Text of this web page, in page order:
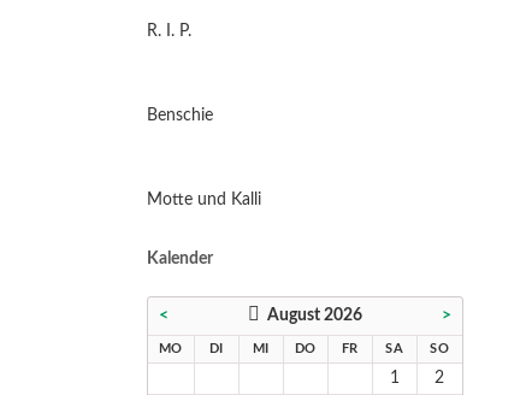
R. I. P.
Benschie
Motte und Kalli
Kalender
< August 2026 >
MO NTAGDI ENSTAG
MI TTWOCH
DO NNERSTAG
FR EITAG
SA MSTAG
SONNTAG
1
2